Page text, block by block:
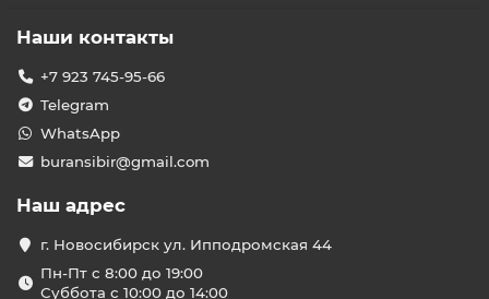
Наши контакты
+7 923 745-95-66
Telegram
WhatsApp
buransibir@gmail.com
Наш адрес
г. Новосибирск ул. Ипподромская 44
Пн-Пт с 8:00 до 19:00
Суббота с 10:00 до 14:00